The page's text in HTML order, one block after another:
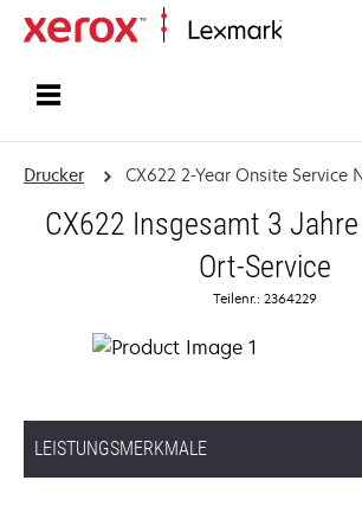
Drucker CX622 2-Year Onsite Service
CX622 Insgesamt 3
Ort-Service
Teilenr.: 2364229
LEISTUNGSMERKMALE